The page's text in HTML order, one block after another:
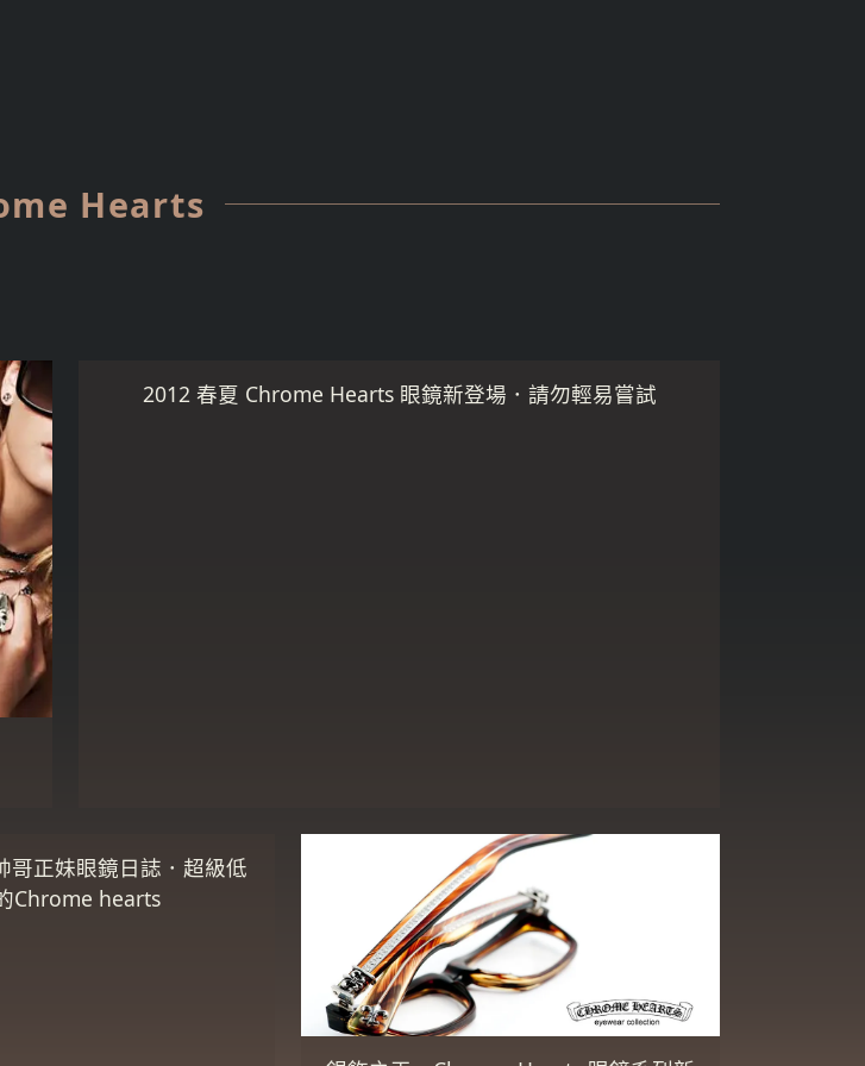
Hearts
2012 春夏 Chrome Hearts 眼鏡新登場．請勿輕易嘗試
哥正妹眼鏡日誌．超級低
Chrome hearts